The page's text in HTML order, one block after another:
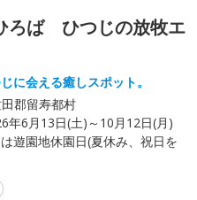
ろば ひつじの放牧エ
に会える癒しスポット。
郡留寿都村
年6月13日(土)～10月12日(月)
遊園地休園日(夏休み、祝日を